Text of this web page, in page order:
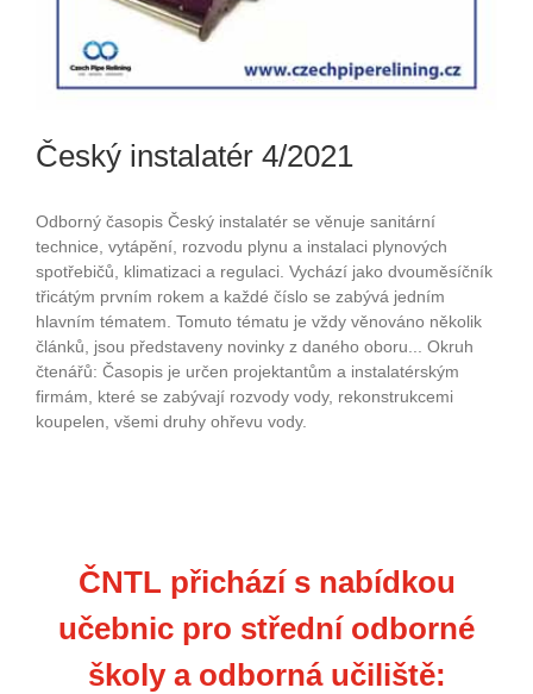
Český instalatér 4/2021
Odborný časopis Český instalatér se věnuje sanitární
technice, vytápění, rozvodu plynu a instalaci plynových
spotřebičů, klimatizaci a regulaci. Vychází jako dvouměsíčník
třicátým prvním rokem a každé číslo se zabývá jedním
hlavním tématem. Tomuto tématu je vždy věnováno několik
článků, jsou představeny novinky z daného oboru... Okruh
čtenářů: Časopis je určen projektantům a instalatérským
firmám, které se zabývají rozvody vody, rekonstrukcemi
koupelen, všemi druhy ohřevu vody.
ČNTL přichází s nabídkou
učebnic pro střední odborné
školy a odborná učiliště: